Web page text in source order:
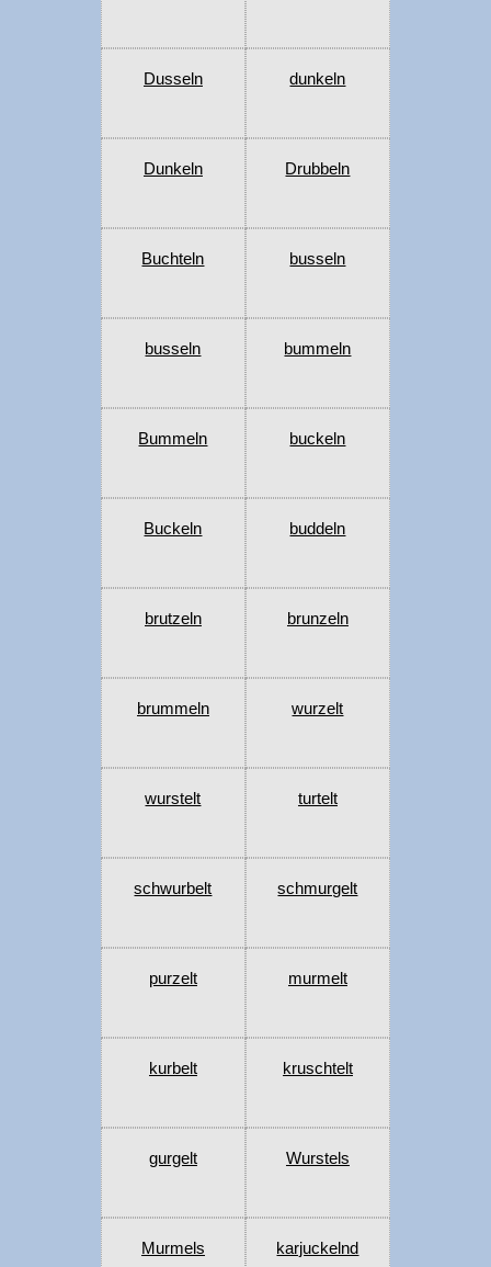
Dusseln dunkeln
Dunkeln Drubbeln
Buchteln busseln
busseln bummeln
Bummeln buckeln
Buckeln buddeln
brutzeln brunzeln
brummeln wurzelt
wurstelt turtelt
schwurbelt schmurgelt
purzelt murmelt
kurbelt kruschtelt
gurgelt Wurstels
Murmels karjuckelnd